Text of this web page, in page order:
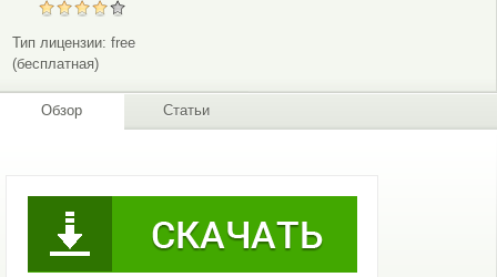
Тип лицензии: free
(бесплатная)
Обзор Статьи